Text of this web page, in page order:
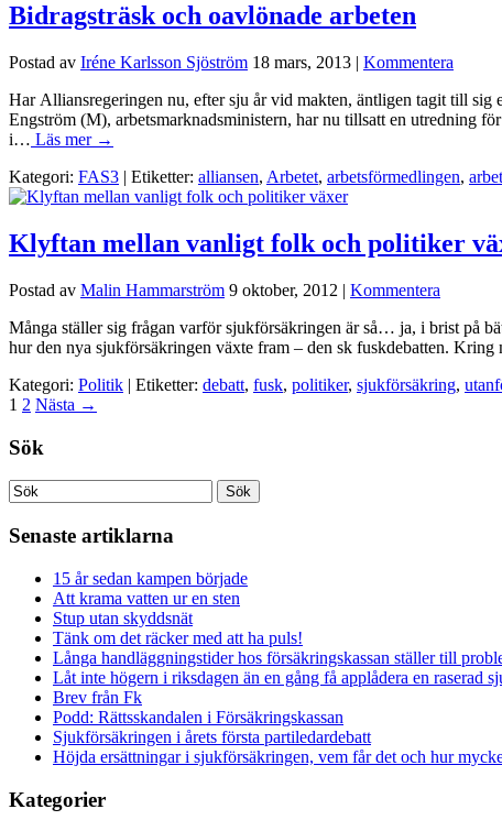
Bidragsträsk och oavlönade arbeten
Postad av Iréne Karlsson Sjöström 18 mars, 2013 | Kommentera
Har Alliansregeringen nu, efter sju år vid makten, äntligen tagit till
Engström (M), arbetsmarknadsministern, har nu tillsatt en utredning
i… Läs mer →
Kategori: FAS3 | Etiketter: alliansen, Arbetet, arbetsförmedlingen,
Klyftan mellan vanligt folk och politiker
Postad av Malin Hammarström 9 oktober, 2012 | Kommentera
Många ställer sig frågan varför sjukförsäkringen är så… ja, i brist på
hur den nya sjukförsäkringen växte fram – den sk fuskdebatten.
Kategori: Politik | Etiketter: debatt, fusk, politiker, sjukförsäkring,
1 2 Nästa →
Sök
Senaste artiklarna
15 år sedan kampen började
Att krama vatten ur en sten
Stup utan skyddsnät
Tänk om det räcker med att ha puls!
Långa handläggningstider hos försäkringskassan ställer till
Låt inte högern i riksdagen än en gång få applådera en raserad
Brev från Fk
Podd: Rättsskandalen i Försäkringskassan
Sjukförsäkringen i årets första partiledardebatt
Höjda ersättningar i sjukförsäkringen, vem får det och hur
Kategorier